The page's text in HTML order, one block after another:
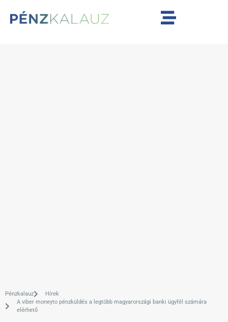
Pénzkalauz
Hírek
A viber moneyto pénzküldés a legtöbb magyarországi banki ügyfél számára
elérhető